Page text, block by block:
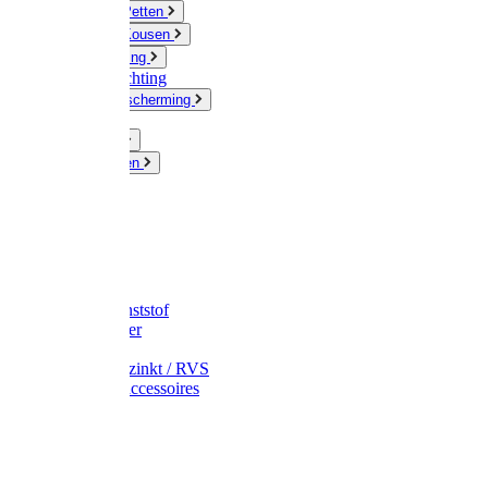
Hoeden / Petten
Sokken / Kousen
Winterkleding
Winkelinrichting
Gelaatsbescherming
Knaagdieren
Emmer kunststof
Schepemmer
Emmer verzinkt / RVS
Regenton accessoires